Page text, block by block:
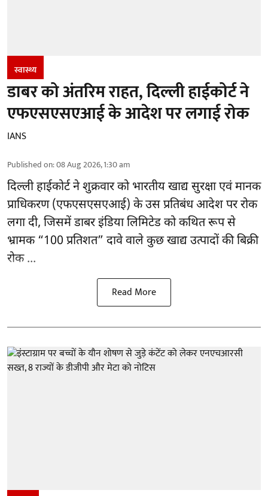
स्वास्थ्य
डाबर को अंतरिम राहत, दिल्ली हाईकोर्ट ने
एफएसएसएआई के आदेश पर लगाई रोक
IANS
Published on:08 Aug 2026, 1:30 am
दिल्ली हाईकोर्ट ने शुक्रवार को भारतीय खाद्य सुरक्षा एवं मानक
प्राधिकरण(एफएसएसएआई) के उस प्रतिबंध आदेश पर रोक
लगा दी, जिसमें डाबर इंडिया लिमिटेड को कथित रूप से
भ्रामक “100 प्रतिशत” दावे वाले कुछ खाद्य उत्पादों की बिक्री
रोक ...
Read More